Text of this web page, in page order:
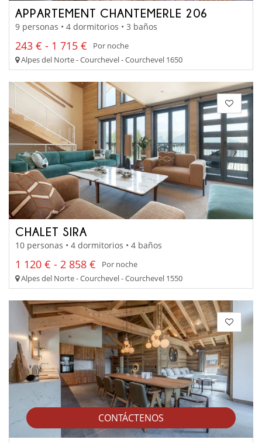
CONTÁCTENOS
APPARTEMENT CHANTEMERLE 206
9 personas • 4 dormitorios • 3 baños
243 € - 1 715 €
Por noche
Alpes del Norte - Courchevel - Courchevel 1650
CHALET SIRA
10 personas • 4 dormitorios • 4 baños
1 120 € - 2 858 €
Por noche
Alpes del Norte - Courchevel - Courchevel 1550